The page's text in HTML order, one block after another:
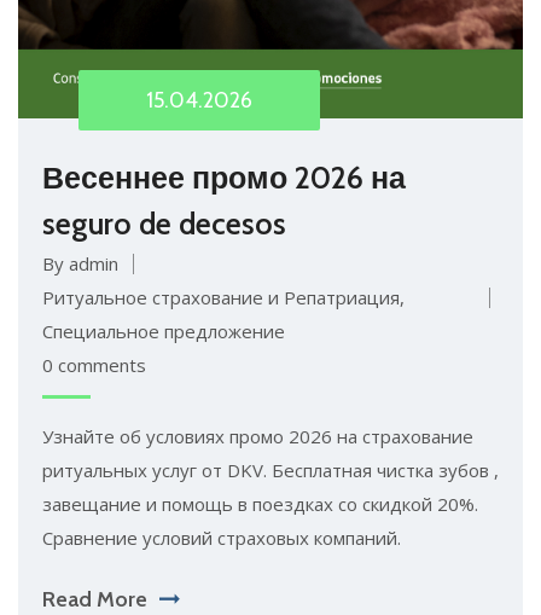
15.04.2026
Весеннее промо 2026 на
seguro de decesos
By admin
Ритуальное страхование и Репатриация,
Специальное предложение
0 comments
Узнайте об условиях промо 2026 на страхование
ритуальных услуг от DKV. Бесплатная чистка зубов ,
завещание и помощь в поездках со скидкой 20%.
Сравнение условий страховых компаний.
Read More